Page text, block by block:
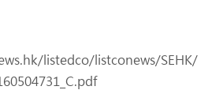
listedco/listconews/SEHK/